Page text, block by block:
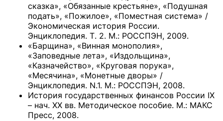
сказка», «Обязанные крестьяне», «Подушная
подать», «Пожилое», «Поместная система» /
Экономическая история России.
Энциклопедия. Т. 2. М.: РОССПЭН, 2009.
«Барщина», «Винная монополия»,
«Заповедные лета», «Издольщина»,
«Казначейство», «Круговая порука»,
«Месячина», «Монетные дворы» /
Энциклопедия. N.1. М.: РОССПЭН, 2008.
История государственных финансов России IX
– нач. XX вв. Методическое пособие. М.: МАКС
Пресс, 2008.